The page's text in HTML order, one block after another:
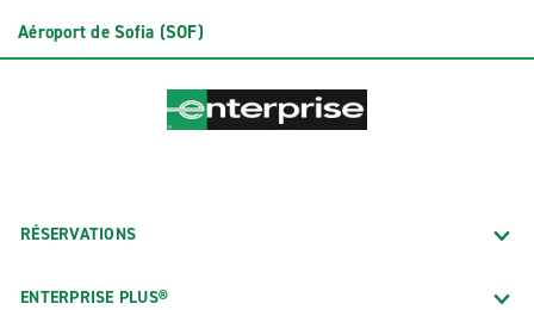
Aéroport de Sofia (SOF)
RÉSERVATIONS
ENTERPRISE PLUS®